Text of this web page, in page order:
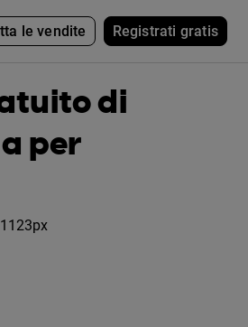
le vendite Registrati gratis
di
per